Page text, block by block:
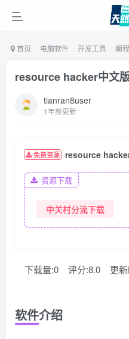
首页 电脑软件 开发工具 编
resource hacker中文
tianran8user
1年前更新
免费资源 resource
资源下载
中关村分流下载
下载量:0 评分:8.0 更
软件介绍